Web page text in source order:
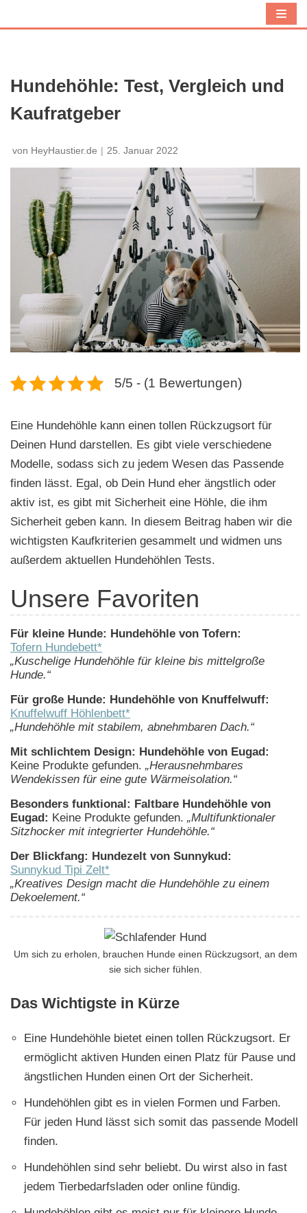
n
h
l
t
n
Hundehöhle: Test, Vergleich und
Kaufratgeber
von HeyHaustier.de 25. Januar 2022
5/5 - (1 Bewertungen)
Eine Hundehöhle kann einen tollen Rückzugsort für
Deinen Hund darstellen. Es gibt viele verschiedene
Modelle, sodass sich zu jedem Wesen das Passende
finden lässt. Egal, ob Dein Hund eher ängstlich oder
aktiv ist, es gibt mit Sicherheit eine Höhle, die ihm
Sicherheit geben kann. In diesem Beitrag haben wir die
wichtigsten Kaufkriterien gesammelt und widmen uns
außerdem aktuellen Hundehöhlen Tests.
Unsere Favoriten
Für kleine Hunde: Hundehöhle von Tofern:
Tofern Hundebett*
„Kuschelige Hundehöhle für kleine bis mittelgroße
Hunde.“
Für große Hunde: Hundehöhle von Knuffelwuff:
Knuffelwuff Höhlenbett*
„Hundehöhle mit stabilem, abnehmbaren Dach.“
Mit schlichtem Design: Hundehöhle von Eugad:
Keine Produkte gefunden. „Herausnehmbares
Wendekissen für eine gute Wärmeisolation.“
Besonders funktional: Faltbare Hundehöhle von
Eugad: Keine Produkte gefunden. „Multifunktionaler
Sitzhocker mit integrierter Hundehöhle.“
Der Blickfang: Hundezelt von Sunnykud:
Sunnykud Tipi Zelt*
„Kreatives Design macht die Hundehöhle zu einem
Dekoelement.“
Um sich zu erholen, brauchen Hunde einen Rückzugsort, an dem
sie sich sicher fühlen.
Das Wichtigste in Kürze
Eine Hundehöhle bietet einen tollen Rückzugsort. Er
ermöglicht aktiven Hunden einen Platz für Pause und
ängstlichen Hunden einen Ort der Sicherheit.
Hundehöhlen gibt es in vielen Formen und Farben.
Für jeden Hund lässt sich somit das passende Modell
finden.
Hundehöhlen sind sehr beliebt. Du wirst also in fast
jedem Tierbedarfsladen oder online fündig.